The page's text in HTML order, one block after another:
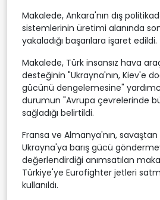
Makalede, Ankara'nın dış
sistemlerinin üretimi alanında
yakaladığı başarılara işaret edildi.
Makalede, Türk insansız hava
desteğinin "Ukrayna'nın, Kiev'e
gücünü dengelemesine"
durumun "Avrupa çevrelerinde
sağladığı belirtildi.
Fransa ve Almanya'nın,
Ukrayna'ya barış gücü
değerlendirdiği anımsatılan
Türkiye'ye Eurofighter jetleri
kullanıldı.